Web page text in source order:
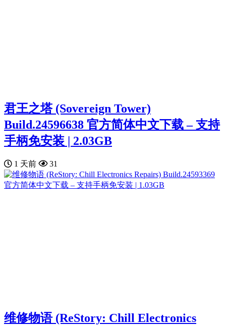
君王之塔 (Sovereign Tower)
Build.24596638 官方简体中文下载 – 支持
手柄免安装 | 2.03GB
1 天前 31
维修物语 (ReStory: Chill Electronics